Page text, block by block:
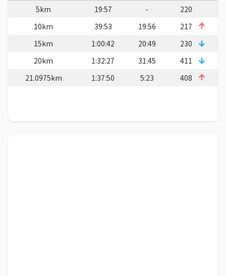
5km 19:57 -
220
10km
39:53 19:56
217
15km
1:00:42 20:49
230
20km
1:32:27 31:45
411
21.0975km
1:37:50 5:23 408